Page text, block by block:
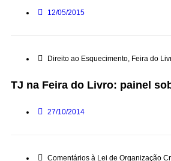
12/05/2015
Direito ao Esquecimento, Feira do
TJ na Feira do Livro: painel
27/10/2014
Comentários à Lei de Organização